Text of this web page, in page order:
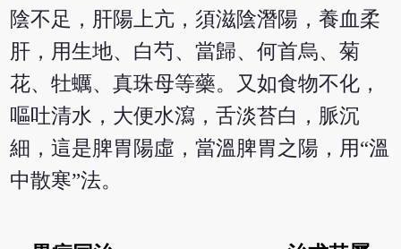
陰不足，肝陽上亢，須滋陰潛陽，養血柔
肝，用生地、白芍、當歸、何首烏、菊
花、牡蠣、真珠母等藥。又如食物不化，
嘔吐清水，大便水瀉，舌淡苔白，脈沉
細，這是脾胃陽虛，當溫脾胃之陽，用“溫
中散寒”法。